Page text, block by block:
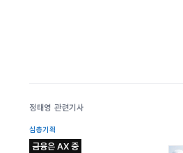
정태영 관련기사
심층기획
금융은 AX 중